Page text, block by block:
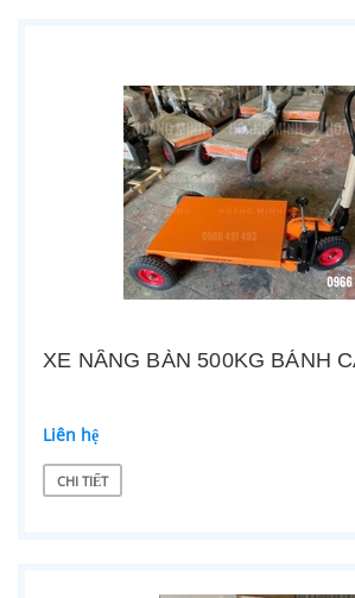
XE NÂNG BÀN 500KG BÁNH
Liên hệ
CHI TIẾT